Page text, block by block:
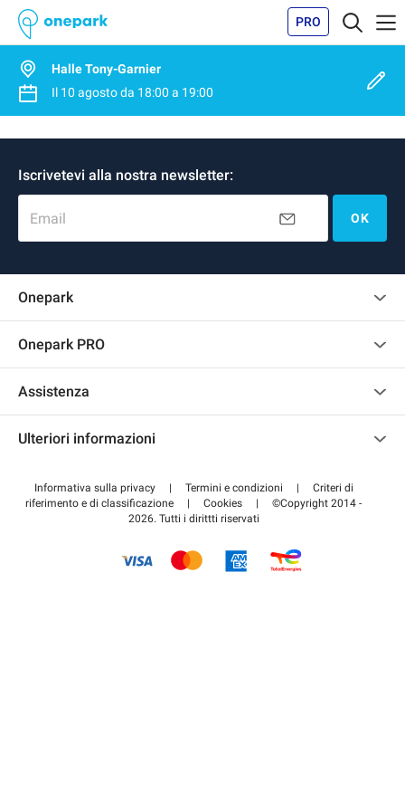
PRO
Halle Tony-Garnier
Il 10 agostoda 18:00 a 19:00
Iscrivetevi alla nostra newsletter:
Email OK
Onepark
Onepark PRO
Accedi all'area partner
Assistenza
Pagare per il parcheggio FLOW
Ulteriori informazioni
Informativa sulla privacy | Termini e condizioni |
Criteri di
riferimento e di classificazione
| Cookies |
©Copyright 2014 -
2026. Tutti i dirittti riservati